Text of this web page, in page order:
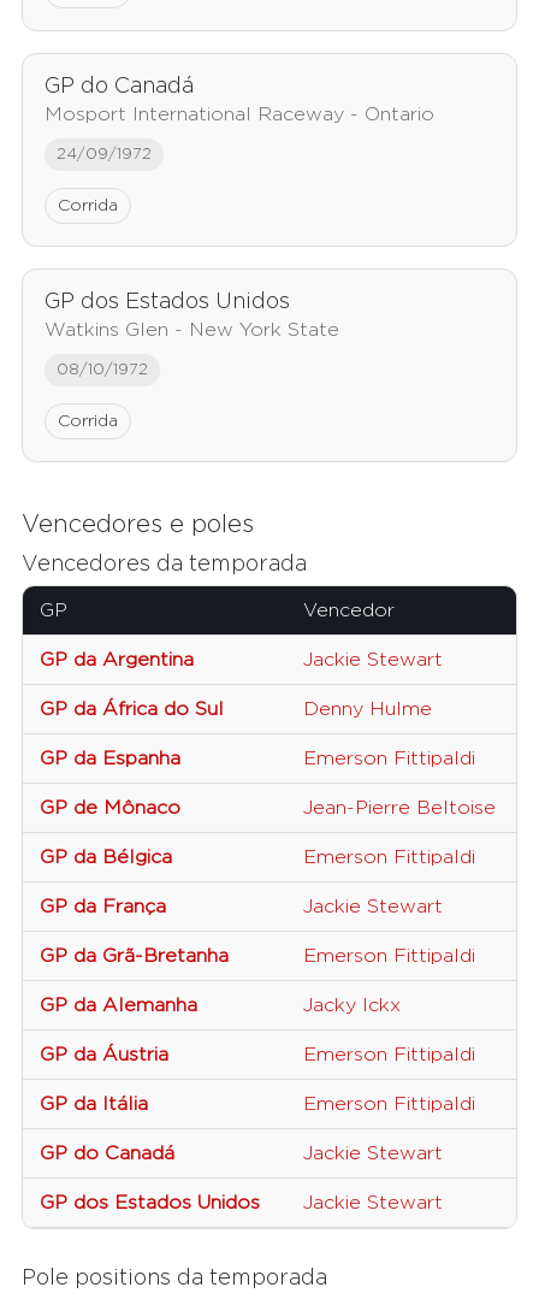
GP do Canadá
Mosport International Raceway - Ontario
24/09/1972
Corrida
GP dos Estados Unidos
Watkins Glen - New York State
08/10/1972
Corrida
Vencedores e poles
Vencedores da temporada
GP Vencedor
GP da Argentina Jackie Stewart
GP da África do Sul Denny Hulme
GP da Espanha Emerson Fittipaldi
GP de Mônaco Jean-Pierre Beltoise
GP da Bélgica Emerson Fittipaldi
GP da França Jackie Stewart
GP da Grã-Bretanha Emerson Fittipaldi
GP da Alemanha Jacky Ickx
GP da Áustria Emerson Fittipaldi
GP da Itália Emerson Fittipaldi
GP do Canadá Jackie Stewart
GP dos Estados Unidos Jackie Stewart
Pole positions da temporada